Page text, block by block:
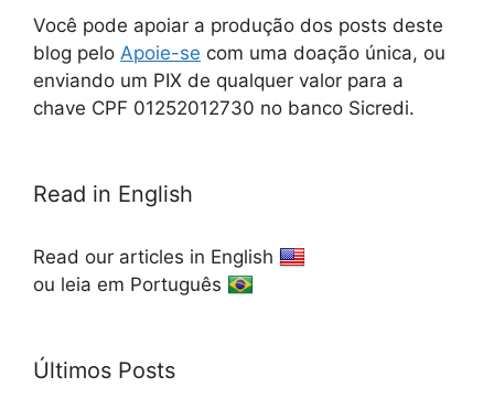
Você pode apoiar a produção dos posts deste
blog pelo Apoie-se com uma doação única, ou
enviando um PIX de qualquer valor para a
chave CPF 01252012730 no banco Sicredi.
Read in English
Read our articles in English
ou leia em Português
Últimos Posts